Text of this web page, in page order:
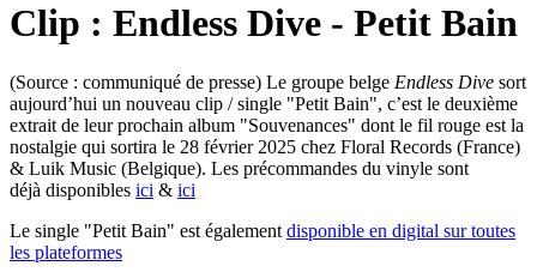
Clip : Endless Dive - Petit Bain
(Source : communiqué de presse) Le groupe belge Endless Dive sort
aujourd’hui un nouveau clip / single "Petit Bain", c’est le deuxième
extrait de leur prochain album "Souvenances" dont le fil rouge est la
nostalgie qui sortira le 28 février 2025 chez Floral Records (France)
& Luik Music (Belgique). Les précommandes du vinyle sont
déjà disponibles ici & ici
Le single "Petit Bain" est également disponible en digital sur toutes
les plateformes